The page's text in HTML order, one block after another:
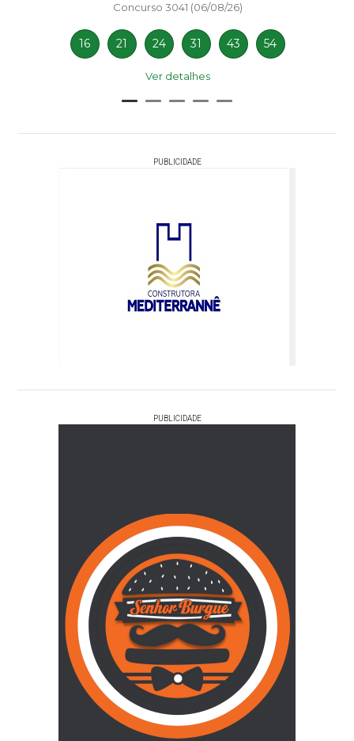
Concurso 3041 (06/08/26)
16 21 24 31 43 54
Ver detalhes
PUBLICIDADE
PUBLICIDADE